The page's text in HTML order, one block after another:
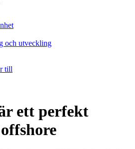
och utveckling
till
ett perfekt